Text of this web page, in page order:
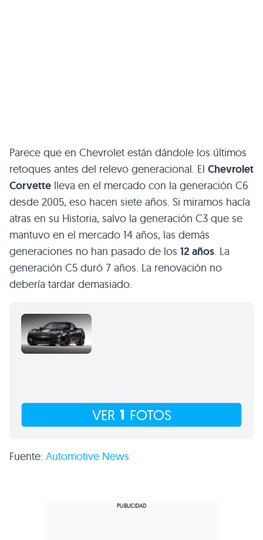
Parece que en Chevrolet están dándole los últimos
retoques antes del relevo generacional. El Chevrolet
Corvette lleva en el mercado con la generación C6
desde 2005, eso hacen siete años. Si miramos hacía
atras en su Historia, salvo la generación C3 que se
mantuvo en el mercado 14 años, las demás
generaciones no han pasado de los 12 años. La
generación C5 duró 7 años. La renovación no
debería tardar demasiado.
VER 1 FOTOS
Fuente: Automotive News